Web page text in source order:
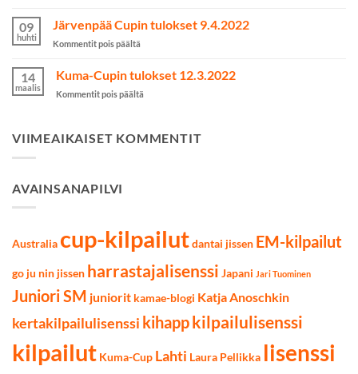
valittu
SM-
7.5.2022
09
huhti
Järvenpää Cupin tulokset 9.4.2022
Kommentit pois päältä
Cupin
9.4.2022
14
maalis
Kuma-Cupin tulokset 12.3.2022
Kommentit pois päältä
tulokset
VIIMEAIKAISET KOMMENTIT
AVAINSANAPILVI
Australia cup-kilpailutdantai jissen EM-kilpailut
go ju nin jissen harrastajalisenssi Japani Jari Tuominen
Juniori SM juniorit kamae-blogi Katja Anoschkin
kertakilpailulisenssi kihappkilpailulisenssi
kilpailut Kuma-Cup Lahti Laura Pellikka lisenssi